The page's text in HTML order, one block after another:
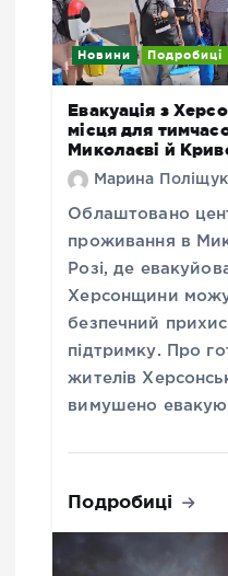
Новини Подробиці
Евакуація з
місця для
Миколаєві й
Марина Поліщук
Облаштовано
проживання в
Розі, де
Херсонщини
безпечний
підтримку. Про
жителів
вимушено
Подробиці